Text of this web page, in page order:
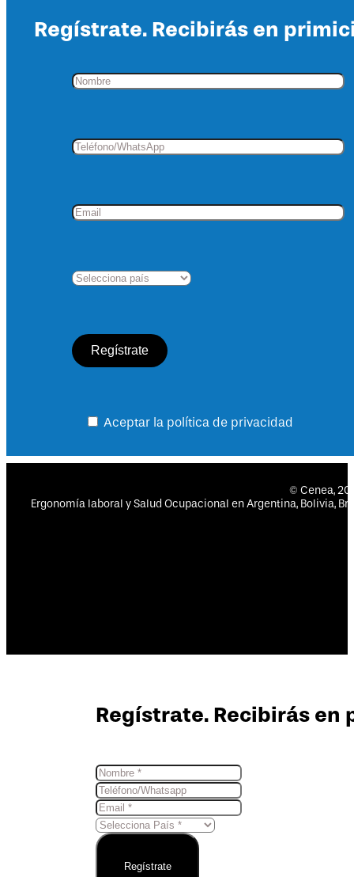
Regístrate. Recibirás en
Aceptar la política de privacidad
© Cenea,
Ergonomía laboral y Salud Ocupacional en Argentina, Bolivia,
Regístrate. Recibirás en
Regístrate